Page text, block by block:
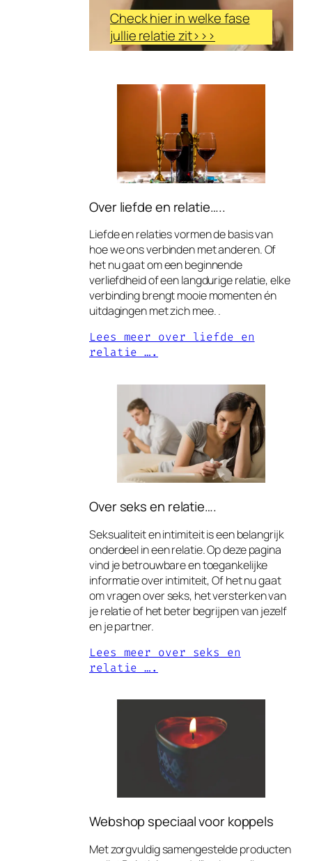
Check hier in welke fase
jullie relatie zit>>>
Over liefde en relatie…..
Liefde en relaties vormen de basis van
hoe we ons verbinden met anderen. Of
het nu gaat om een beginnende
verliefdheid of een langdurige relatie, elke
verbinding brengt mooie momenten én
uitdagingen met zich mee. .
Lees meer over liefde en
relatie ….
Over seks en relatie….
Seksualiteit en intimiteit is een belangrijk
onderdeel in een relatie. Op deze pagina
vind je betrouwbare en toegankelijke
informatie over intimiteit, Of het nu gaat
om vragen over seks, het versterken van
je relatie of het beter begrijpen van jezelf
en je partner.
Lees meer over seks en
relatie ….
Webshop speciaal voor koppels
Met zorgvuldig samengestelde producten